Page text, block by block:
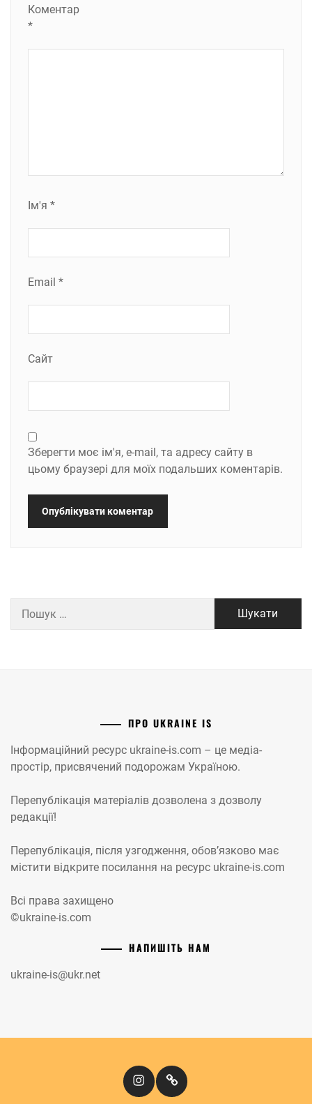
Коментар
*
Ім'я *
Email *
Сайт
Зберегти моє ім'я, e-mail, та адресу сайту в
цьому браузері для моїх подальших коментарів.
ПРО UKRAINE IS
Інформаційний ресурс ukraine-is.com – це медіа-
простір, присвячений подорожам Україною.
Перепублікація матеріалів дозволена з дозволу
редакції!
Перепублікація, після узгодження, обов’язково має
містити відкрите посилання на ресурс ukraine-is.com
Всі права захищено
©ukraine-is.com
НАПИШІТЬ НАМ
ukraine-is@ukr.net
InstagramКіномандри